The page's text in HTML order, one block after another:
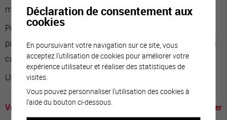
manquant selon le format).
Pour les autres organisateurs, une location de 0.20 CHF
par unité est demandée en plus des frais pour les verres
cassés, manquants ou sales.
Une caution de 50 CHF cash est demandée.
Vous organisez une manifestation et vous souhaitez utiliser
Déclaration de consentement aux
cookies
En poursuivant votre navigation sur ce site, vous
acceptez l'utilisation de cookies pour améliorer votre
expérience utilisateur et réaliser des statistiques de
visites.
Vous pouvez personnaliser l'utilisation des cookies à
l'aide du bouton ci-dessous.